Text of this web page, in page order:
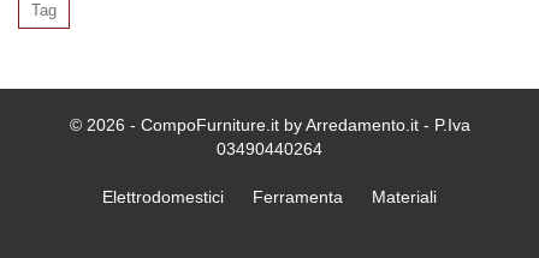
Tag
© 2026 - CompoFurniture.it by Arredamento.it - P.Iva
03490440264
Elettrodomestici Ferramenta Materiali